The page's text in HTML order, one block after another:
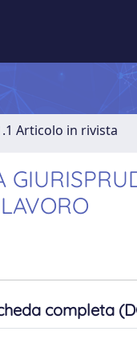
Articolo in rivista
completa